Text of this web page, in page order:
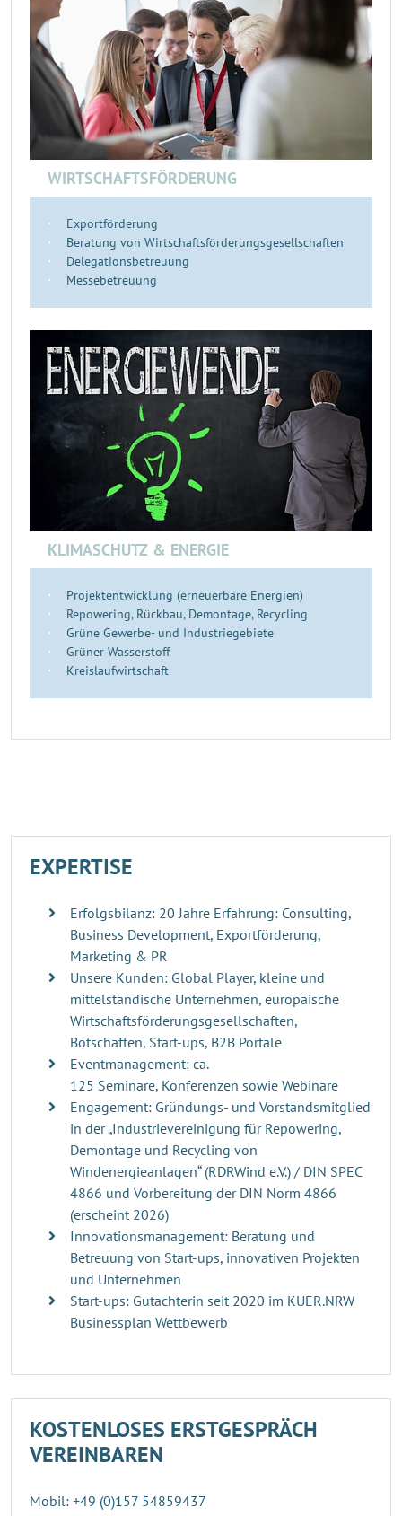
WIRTSCHAFTSFÖRDERUNG
Exportförderung
Beratung von Wirtschaftsförderungsgesellschaften
Delegationsbetreuung
Messebetreuung
KLIMASCHUTZ & ENERGIE
Projektentwicklung (erneuerbare Energien)
Repowering, Rückbau, Demontage, Recycling
Grüne Gewerbe- und Industriegebiete
Grüner Wasserstoff
Kreislaufwirtschaft
EXPERTISE
Erfolgsbilanz: 20 Jahre Erfahrung: Consulting,
Business Development, Exportförderung,
Marketing & PR
Unsere Kunden: Global Player, kleine und
mittelständische Unternehmen, europäische
Wirtschaftsförderungsgesellschaften,
Botschaften, Start-ups, B2B Portale
Eventmanagement: ca.
125 Seminare, Konferenzen sowie Webinare
Engagement: Gründungs- und Vorstandsmitglied
in der „Industrievereinigung für Repowering,
Demontage und Recycling von
Windenergieanlagen“ (RDRWind e.V.) / DIN SPEC
4866 und Vorbereitung der DIN Norm 4866
(erscheint 2026)
Innovationsmanagement: Beratung und
Betreuung von Start-ups, innovativen Projekten
und Unternehmen
Start-ups: Gutachterin seit 2020 im KUER.NRW
Businessplan Wettbewerb
KOSTENLOSES ERSTGESPRÄCH
VEREINBAREN
Mobil: +49 (0)157 54859437